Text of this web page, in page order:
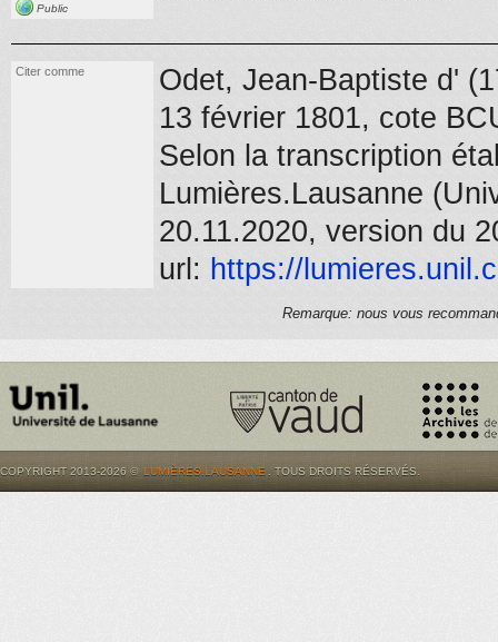
Public
Citer comme
Odet, Jean-Baptiste d'
13 février 1801, cote
Selon la transcription
Lumières.Lausanne
20.11.2020, version du
url: https://
Remarque: nous vous
COPYRIGHT 2013-2026 © LUMIÈRES.LAUSANNE . TOUS DROITS RÉSERVÉS.